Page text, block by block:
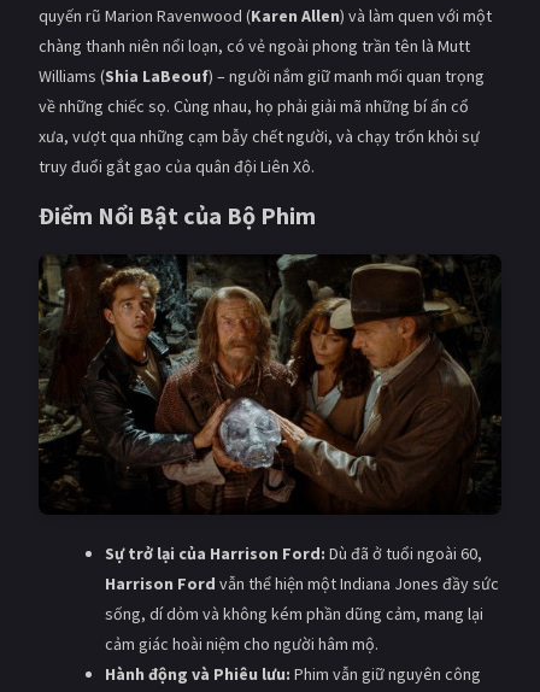
quyến rũ Marion Ravenwood (Karen Allen) và làm quen với một
chàng thanh niên nổi loạn, có vẻ ngoài phong trần tên là Mutt
Williams (Shia LaBeouf) – người nắm giữ manh mối quan trọng
về những chiếc sọ. Cùng nhau, họ phải giải mã những bí ẩn cổ
xưa, vượt qua những cạm bẫy chết người, và chạy trốn khỏi sự
truy đuổi gắt gao của quân đội Liên Xô.
Điểm Nổi Bật của Bộ Phim
Sự trở lại của Harrison Ford: Dù đã ở tuổi ngoài 60,
Harrison Ford vẫn thể hiện một Indiana Jones đầy sức
sống, dí dỏm và không kém phần dũng cảm, mang lại
cảm giác hoài niệm cho người hâm mộ.
Hành động và Phiêu lưu: Phim vẫn giữ nguyên công